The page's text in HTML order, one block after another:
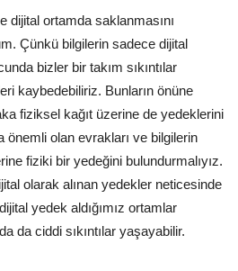
dijital ortamda saklanmasını
Çünkü bilgilerin sadece dijital
bizler bir takım sıkıntılar
kaybedebiliriz. Bunların önüne
fiziksel kağıt üzerine de yedeklerini
önemli olan evrakları ve bilgilerin
fiziki bir yedeğini bulundurmalıyız.
olarak alınan yedekler neticesinde
yedek aldığımız ortamlar
da ciddi sıkıntılar yaşayabilir.